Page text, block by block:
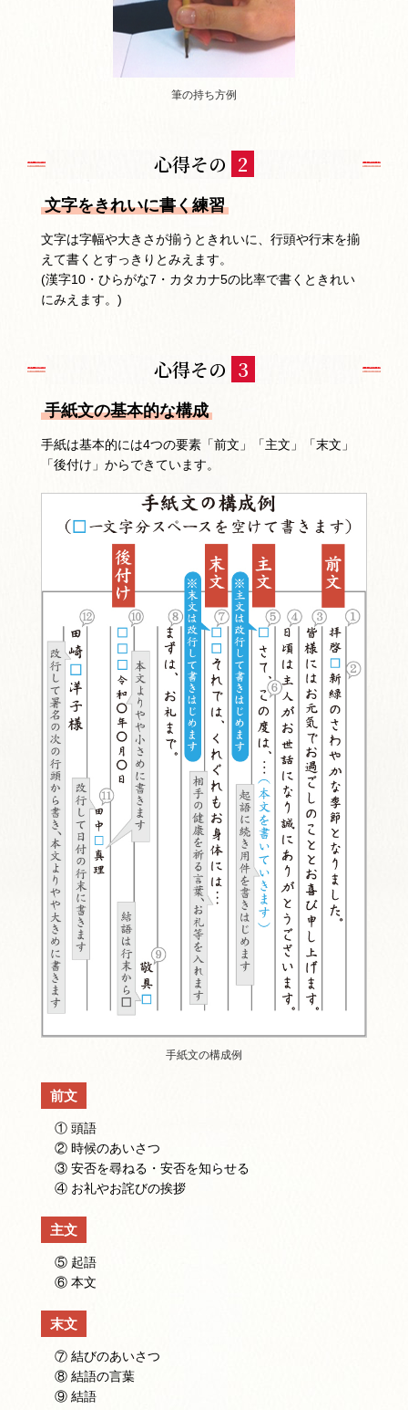
筆の持ち方例
心得その 2
文字をきれいに書く練習
文字は字幅や大きさが揃うときれいに、行頭や行末を揃
えて書くとすっきりとみえます。
(漢字10・ひらがな7・カタカナ5の比率で書くときれい
にみえます。)
心得その 3
手紙文の基本的な構成
手紙は基本的には4つの要素「前文」「主文」「末文」
「後付け」からできています。
手紙文の構成例
前文
① 頭語
② 時候のあいさつ
③ 安否を尋ねる・安否を知らせる
④ お礼やお詫びの挨拶
主文
⑤ 起語
⑥ 本文
末文
⑦ 結びのあいさつ
⑧ 結語の言葉
⑨ 結語